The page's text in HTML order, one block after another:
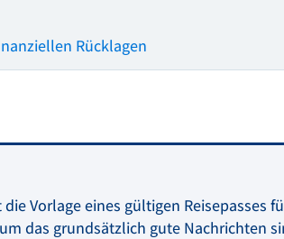
Rücklagen
die Vorlage eines gültigen
das grundsätzlich gute Nachrichten